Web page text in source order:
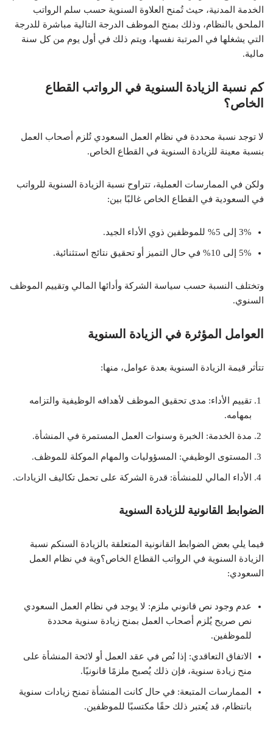
الخدمة المدنية، حيث تُمنح العلاوة السنوية حسب سلم الرواتب
الملحق بالنظام، وذلك بمنح الموظف الدرجة التالية مباشرة للدرجة
التي يشغلها في المرتبة نفسها، ويتم ذلك في أول يوم من كل سنة
مالية.
كم نسبة الزيادة السنوية في الرواتب القطاع
الخاص؟
لا توجد نسبة محددة في نظام العمل السعودي تُلزم أصحاب العمل
بنسبة معينة للزيادة السنوية في القطاع الخاص.
ولكن في الممارسات العملية، تتراوح نسبة الزيادة السنوية للرواتب
في السعودية في القطاع الخاص غالبًا بين:
3% إلى 5% للموظفين ذوي الأداء الجيد.
5% إلى 10% في حال التميز أو تحقيق نتائج استثنائية.
وتختلف النسبة حسب سياسة الشركة وأدائها المالي وتقييم الموظف
السنوي.
العوامل المؤثرة في الزيادة السنوية
تتأثر قيمة الزيادة السنوية بعدة عوامل، منها:
تقييم الأداء: مدى تحقيق الموظف لأهدافه الوظيفية والتزامه
بمهامه.
مدة الخدمة: الخبرة وسنوات العمل المستمرة في المنشأة.
المستوى الوظيفي: المسؤوليات والمهام الموكلة للموظف.
الأداء المالي للمنشأة: قدرة الشركة على تحمل تكاليف الزيادات.
الضوابط القانونية للزيادة السنوية
فيما يلي بعض الضوابط القانونية المتعلقة بالزيادة السنكم نسبة
الزيادة السنوية في الرواتب القطاع الخاص؟وية في نظام العمل
السعودي:
عدم وجود نص قانوني ملزم: لا يوجد في نظام العمل السعودي
نص صريح يُلزم أصحاب العمل بمنح زيادة سنوية محددة
للموظفين.
الاتفاق التعاقدي: إذا نُص في عقد العمل أو لائحة المنشأة على
منح زيادة سنوية، فإن ذلك يُصبح ملزمًا قانونيًا.
الممارسات المتبعة: في حال كانت المنشأة تمنح زيادات سنوية
بانتظام، قد يُعتبر ذلك حقًا مكتسبًا للموظفين.